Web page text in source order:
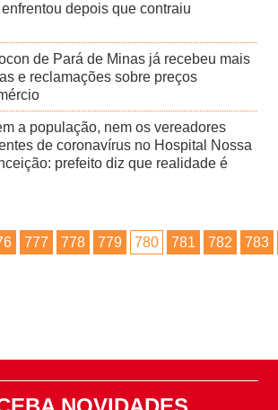
depois que contraiu
de Pará de Minas já recebeu mais
e reclamações sobre preços
a população, nem os vereadores
de coronavírus no Hospital Nossa
prefeito diz que realidade é
777 778 779 780 781 782 783